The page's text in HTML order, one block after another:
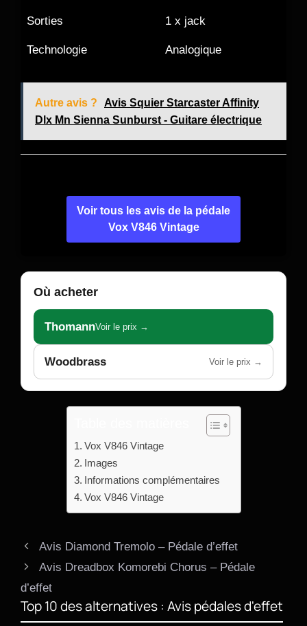
Sorties 1 x jack
Technologie Analogique
Autre avis ?
Avis Squier Starcaster Affinity
Dlx Mn Sienna Sunburst - Guitare électrique
Voir tous les avis de la pédale
Vox V846 Vintage
Où acheter
ThomannVoir le prix →
Woodbrass Voir le prix →
Vox V846 Vintage
Images
Informations complémentaires
Vox V846 Vintage
Avis Diamond Tremolo – Pédale d’effet
Avis Dreadbox Komorebi Chorus – Pédale
d’effet
Top 10 des alternatives : Avis pédales d'effet